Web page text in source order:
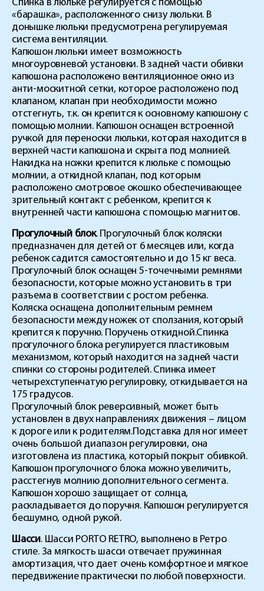
Спинка в люльке регулируется с помощью
«барашка», расположенного снизу люльки. В
донышке люльки предусмотрена регулируемая
система вентиляции.
Капюшон люльки имеет возможность
многоуровневой установки. В задней части обивки
капюшона расположено вентиляционное окно из
анти-москитной сетки, которое расположено под
клапаном, клапан при необходимости можно
отстегнуть, т.к. он крепится к основному капюшону с
помощью молнии. Капюшон оснащен встроенной
ручкой для переноски люльки, которая находится в
верхней части капюшона и скрыта под молнией.
Накидка на ножки крепится к люльке с помощью
молнии, а откидной клапан, под которым
расположено смотровое окошко обеспечивающее
зрительный контакт с ребенком, крепится к
внутренней части капюшона с помощью магнитов.
Прогулочный блок. Прогулочный блок коляски
предназначен для детей от 6 месяцев или, когда
ребенок садится самостоятельно и до 15 кг веса.
Прогулочный блок оснащен 5-точечными ремнями
безопасности, которые можно установить в три
разъема в соответствии с ростом ребенка.
Коляска оснащена дополнительным ремнем
безопасности между ножек от сползания, который
крепится к поручню. Поручень откидной.Спинка
прогулочного блока регулируется пластиковым
механизмом, который находится на задней части
спинки со стороны родителей. Спинка имеет
четырехступенчатую регулировку, откидывается на
175 градусов.
Прогулочный блок реверсивный, может быть
установлен в двух направлениях движения – лицом
к дороге или к родителям.Подставка для ног имеет
очень большой диапазон регулировки, она
изготовлена из пластика, который покрыт обивкой.
Капюшон прогулочного блока можно увеличить,
расстегнув молнию дополнительного сегмента.
Капюшон хорошо защищает от солнца,
раскладывается до поручня. Капюшон регулируется
бесшумно, одной рукой.
Шасси. Шасси PORTO RETRO, выполнено в Ретро
стиле. За мягкость шасси отвечает пружинная
амортизация, что дает очень комфортное и мягкое
передвижение практически по любой поверхности.